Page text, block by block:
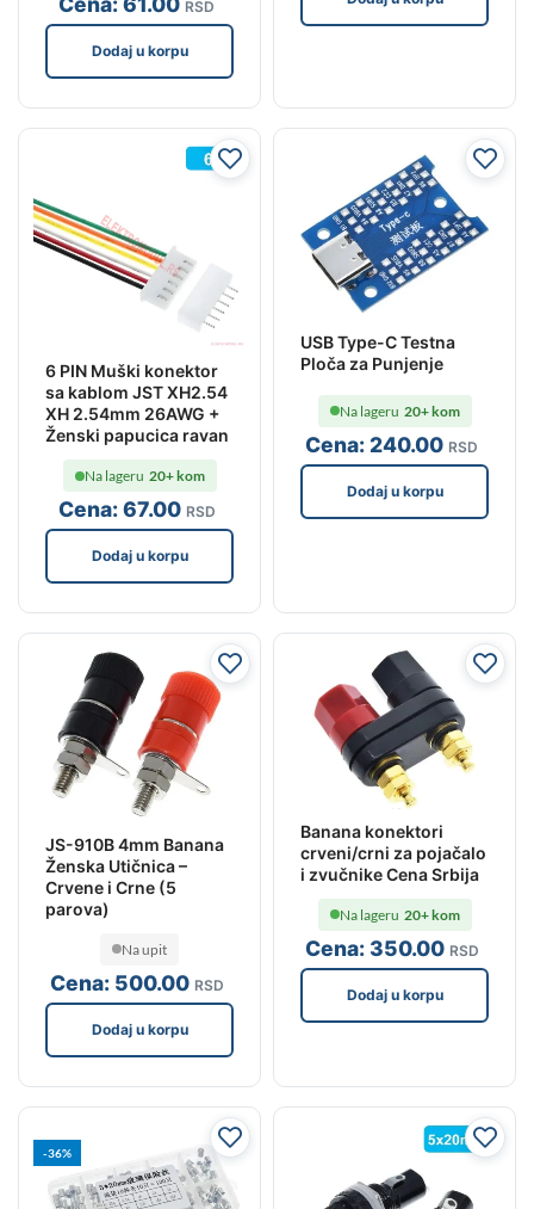
RSD
Dodaj u korpu
6 PIN Muški konektor
sa kablom JST XH2.54
XH 2.54mm 26AWG +
Ženski papucica ravan
Cena:67.00 RSD
Na lageru 20+ kom
Dodaj u korpu
USB Type-C Testna
Ploča za Punjenje
Cena: 240.00 RSD
Na lageru 20+ kom
Dodaj u korpu
JS-910B 4mm Banana
Ženska Utičnica –
Crvene i Crne (5
parova)
Cena: 500.00 RSD
Na upit
Dodaj u korpu
Banana konektori
crveni/crni za pojačalo
i zvučnike Cena Srbija
Cena:350.00 RSD
Na lageru 20+ kom
Dodaj u korpu
-36%